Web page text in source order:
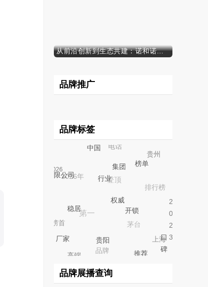
从前沿创新到生态共建：诺和诺德参加中国发展高层论坛2026年年会，携“中国同创”新里程碑深化对华承诺
品牌推广
品牌标签
2026年
2026
7月 电话
贵州
茅台
品牌
高端
集团
科技
贵阳
开锁
权威
口
碑
推荐
品牌展播查询